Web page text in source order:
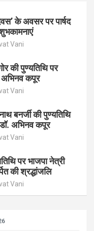
के अवसर पर पार्षद
Vani
की पुण्यतिथि पर
अभिनव कपूर
Vani
बनर्जी की पुण्यतिथि
अभिनव कपूर
Vani
पर भाजपा नेत्री
की श्रद्धांजलि
Vani